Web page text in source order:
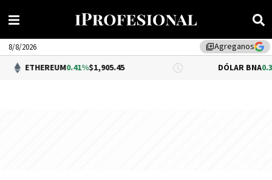
library_addAgreganos
8/8/2026
0.41%$1,905.45 DÓLAR BNA 0.34%